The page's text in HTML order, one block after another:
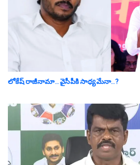
లోకేష్ రాజీనామా.. వైసీపీకి సాధ్య‌మేనా..?